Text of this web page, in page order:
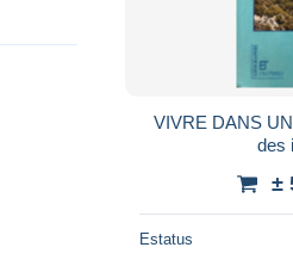
VIVRE DANS
des
±
Estatus